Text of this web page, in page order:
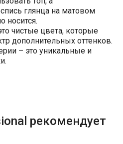
глянца на матовом
носится.
чистые цвета, которые
дополнительных оттенков.
– это уникальные и
рекомендует